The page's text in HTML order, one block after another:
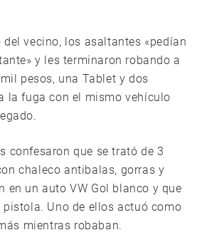
vecino, los asaltantes «pedían
y les terminaron robando a
pesos, una Tablet y dos
la fuga con el mismo vehículo
confesaron que se trató de 3
chaleco antibalas, gorras y
en un auto VW Gol blanco y que
Uno de ellos actuó como
mientras robaban.